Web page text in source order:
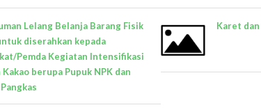
Lelang Belanja Barang Fisik
diserahkan kepada
Pemda Kegiatan Intensifikasi
Kakao berupa Pupuk NPK dan
Karet